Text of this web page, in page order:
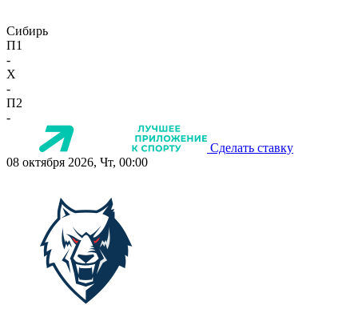
Сибирь
П1
-
X
-
П2
-
Сделать ставку
08 октября 2026, Чт, 00:00